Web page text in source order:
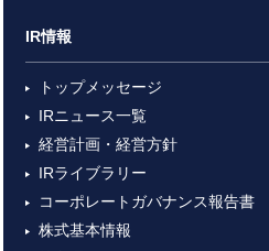
IR情報
トップメッセージ
IRニュース一覧
経営計画・経営方針
IRライブラリー
コーポレートガバナンス報告書
株式基本情報